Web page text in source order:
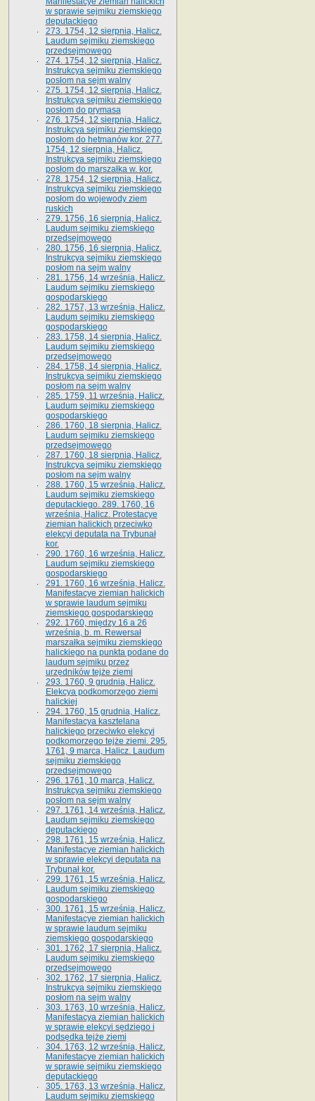
w sprawie sejmiku ziemskiego
deputackiego
273. 1754, 12 sierpnia, Halicz.
Laudum sejmiku ziemskiego
przedsejmowego
274. 1754, 12 sierpnia, Halicz.
Instrukcya sejmiku ziemskiego
posłom na sejm walny
275. 1754, 12 sierpnia, Halicz.
Instrukcya sejmiku ziemskiego
posłom do prymasa
276. 1754, 12 sierpnia, Halicz.
Instrukcya sejmiku ziemskiego
posłom do hetmanów kor. 277.
1754, 12 sierpnia, Halicz.
Instrukcya sejmiku ziemskiego
posłom do marszałka w. kor.
278. 1754, 12 sierpnia, Halicz.
Instrukcya sejmiku ziemskiego
posłom do wojewody ziem
ruskich
279. 1756, 16 sierpnia, Halicz.
Laudum sejmiku ziemskiego
przedsejmowego
280. 1756, 16 sierpnia, Halicz.
Instrukcya sejmiku ziemskiego
posłom na sejm walny
281. 1756, 14 września, Halicz.
Laudum sejmiku ziemskiego
gospodarskiego
282. 1757, 13 września, Halicz.
Laudum sejmiku ziemskiego
gospodarskiego
283. 1758, 14 sierpnia, Halicz.
Laudum sejmiku ziemskiego
przedsejmowego
284. 1758, 14 sierpnia, Halicz.
Instrukcya sejmiku ziemskiego
posłom na sejm walny
285. 1759, 11 września, Halicz.
Laudum sejmiku ziemskiego
gospodarskiego
286. 1760, 18 sierpnia, Halicz.
Laudum sejmiku ziemskiego
przedsejmowego
287. 1760, 18 sierpnia, Halicz.
Instrukcya sejmiku ziemskiego
posłom na sejm walny
288. 1760, 15 września, Halicz.
Laudum sejmiku ziemskiego
deputackiego. 289. 1760, 16
września, Halicz. Protestacye
ziemian halickich przeciwko
elekcyi deputata na Trybunał
kor.
290. 1760, 16 września, Halicz.
Laudum sejmiku ziemskiego
gospodarskiego
291. 1760, 16 września, Halicz.
Manifestacye ziemian halickich
w sprawie laudum sejmiku
ziemskiego gospodarskiego
292. 1760, między 16 a 26
września, b. m. Rewersał
marszałka sejmiku ziemskiego
halickiego na punkta podane do
laudum sejmiku przez
urzędników tejże ziemi
293. 1760, 9 grudnia, Halicz.
Elekcya podkomorzego ziemi
halickiej
294. 1760, 15 grudnia, Halicz.
Manifestacya kasztelana
halickiego przeciwko elekcyi
podkomorzego tejże ziemi. 295.
1761, 9 marca, Halicz. Laudum
sejmiku ziemskiego
przedsejmowego
296. 1761, 10 marca, Halicz.
Instrukcya sejmiku ziemskiego
posłom na sejm walny
297. 1761, 14 września, Halicz.
Laudum sejmiku ziemskiego
deputackiego
298. 1761, 15 września, Halicz.
Manifestacye ziemian halickich
w sprawie elekcyi deputata na
Trybunał kor.
299. 1761, 15 września, Halicz.
Laudum sejmiku ziemskiego
gospodarskiego
300. 1761, 15 września, Halicz.
Manifestacye ziemian halickich
w sprawie laudum sejmiku
ziemskiego gospodarskiego
301. 1762, 17 sierpnia, Halicz.
Laudum sejmiku ziemskiego
przedsejmowego
302. 1762, 17 sierpnia, Halicz.
Instrukcya sejmiku ziemskiego
posłom na sejm walny
303. 1763, 10 września, Halicz.
Manifestacya ziemian halickich
w sprawie elekcyi sędziego i
podsędka tejże ziemi
304. 1763, 12 września, Halicz.
Manifestacye ziemian halickich
w sprawie sejmiku ziemskiego
deputackiego
305. 1763, 13 września, Halicz.
Laudum sejmiku ziemskiego